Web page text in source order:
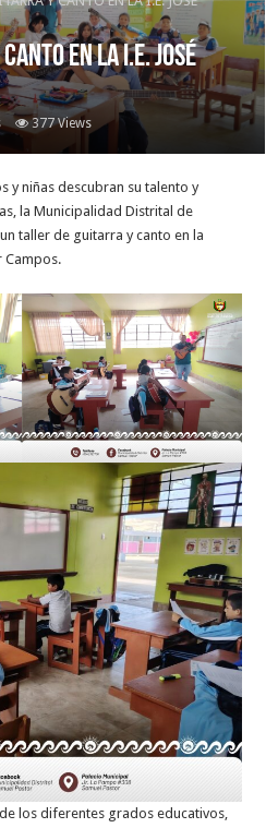
EN LA I.E. JOSÉ
377 Views
y niñas descubran su talento y
la Municipalidad Distrital de
taller de guitarra y canto en la
Campos.
los diferentes grados educativos,